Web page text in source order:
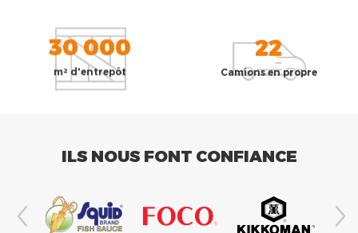
30 000
m² d'entrepôt
22
Camions en propre
ILS NOUS FONT CONFIANCE